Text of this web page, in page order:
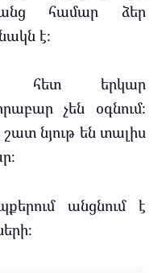
համար ձեր
է։
հետ երկար
չեն օգնում։
նյութ են տալիս
անցնում է